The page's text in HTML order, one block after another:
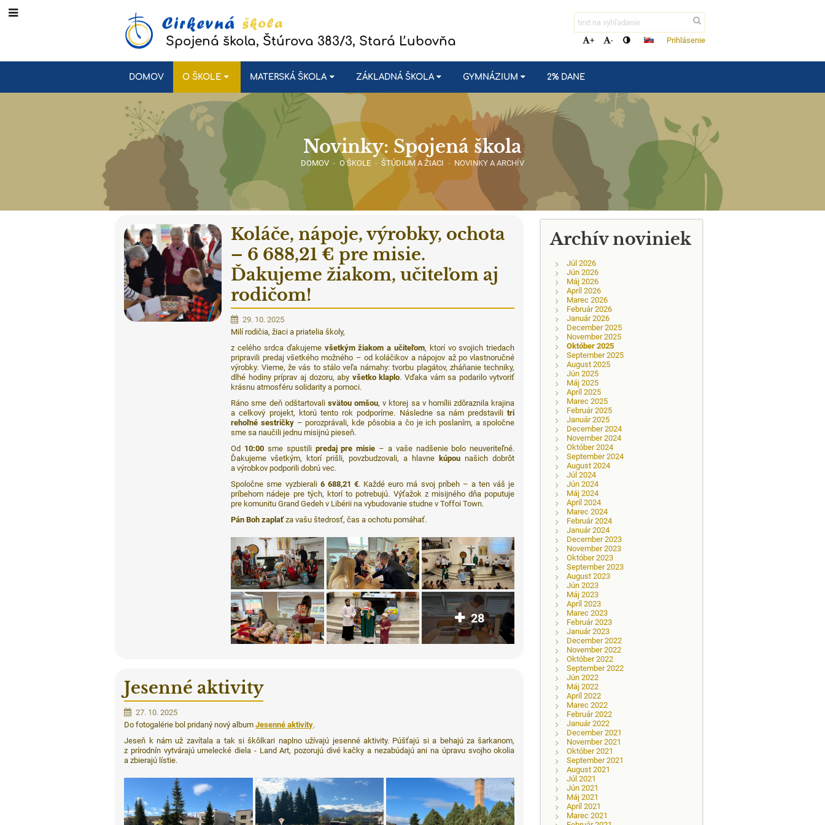
Spojená škola, Štúrova 383/3, Stará Ľubovňa + - Prihlásenie
DOMOV O ŠKOLE MATERSKÁ ŠKOLA ZÁKLADNÁ ŠKOLA GYMNÁZIUM 2% DANE
Novinky: Spojená škola
DOMOV - O ŠKOLE - ŠTÚDIUM A ŽIACI - NOVINKY A ARCHÍV
Koláče, nápoje, výrobky, ochota
– 6 688,21 € pre misie.
Ďakujeme žiakom, učiteľom aj
rodičom!
29. 10. 2025
Milí rodičia, žiaci a priatelia školy,
z celého srdca ďakujeme všetkým žiakom a učiteľom, ktorí vo svojich triedach
pripravili predaj všetkého možného – od koláčikov a nápojov až po vlastnoručné
výrobky. Vieme, že vás to stálo veľa námahy: tvorbu plagátov, zháňanie techniky,
dlhé hodiny príprav aj dozoru, aby všetko klaplo. Vďaka vám sa podarilo vytvoriť
krásnu atmosféru solidarity a pomoci.
Ráno sme deň odštartovali svätou omšou, v ktorej sa v homílii zdôraznila krajina
a celkový projekt, ktorú tento rok podporíme. Následne sa nám predstavilitri
rehoľné sestričky– porozprávali, kde pôsobia a čo je ich poslaním, a spoločne
sme sa naučili jednu misijnú pieseň.
Od 10:00 sme spustili predaj pre misie – a vaše nadšenie bolo neuveriteľné.
Ďakujeme všetkým, ktorí prišli, povzbudzovali, a hlavne kúpou našich dobrôt
a výrobkov podporili dobrú vec.
Spoločne sme vyzbierali 6 688,21 €. Každé euro má svoj príbeh – a ten váš je
príbehom nádeje pre tých, ktorí to potrebujú. Výťažok z misijného dňa poputuje
pre komunitu Grand Gedeh v Libérii na vybudovanie studne v Toffoi Town.
Pán Boh zaplaťza vašu štedrosť, čas a ochotu pomáhať.
28
Jesenné aktivity
27. 10. 2025
Do fotogalérie bol pridaný nový albumJesenné aktivity.
Jeseň k nám už zavítala a tak si škôlkari naplno užívajú jesenné aktivity. Púšťajú si a behajú za šarkanom,
z prírodnín vytvárajú umelecké diela - Land Art, pozorujú divé kačky a nezabúdajú ani na úpravu svojho okolia
a zbierajú lístie.
Archív noviniek
Júl 2026
Jún 2026
Máj 2026
Apríl 2026
Marec 2026
Február 2026
Január 2026
December 2025
November 2025
Október 2025
September 2025
August 2025
Jún 2025
Máj 2025
Apríl 2025
Marec 2025
Február 2025
Január 2025
December 2024
November 2024
Október 2024
September 2024
August 2024
Júl 2024
Jún 2024
Máj 2024
Apríl 2024
Marec 2024
Február 2024
Január 2024
December 2023
November 2023
Október 2023
September 2023
August 2023
Jún 2023
Máj 2023
Apríl 2023
Marec 2023
Február 2023
Január 2023
December 2022
November 2022
Október 2022
September 2022
Jún 2022
Máj 2022
Apríl 2022
Marec 2022
Február 2022
Január 2022
December 2021
November 2021
Október 2021
September 2021
August 2021
Júl 2021
Jún 2021
Máj 2021
Apríl 2021
Marec 2021